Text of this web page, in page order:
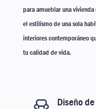
para amueblar una
el estilismo de una sola
interiores contemporáneo
tu calidad de vida.
Diseño